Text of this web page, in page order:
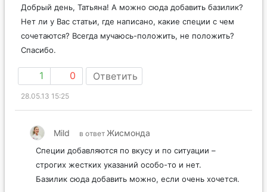
Добрый день, Татьяна! А можно сюда добавить базилик?
Нет ли у Вас статьи, где написано, какие специи с чем
сочетаются? Всегда мучаюсь-положить, не положить?
Спасибо.
1 0 Ответить
28.05.13 15:25
Mild в ответ Жисмонда
Специи добавляются по вкусу и по ситуации –
строгих жестких указаний особо-то и нет.
Базилик сюда добавить можно, если очень хочется.